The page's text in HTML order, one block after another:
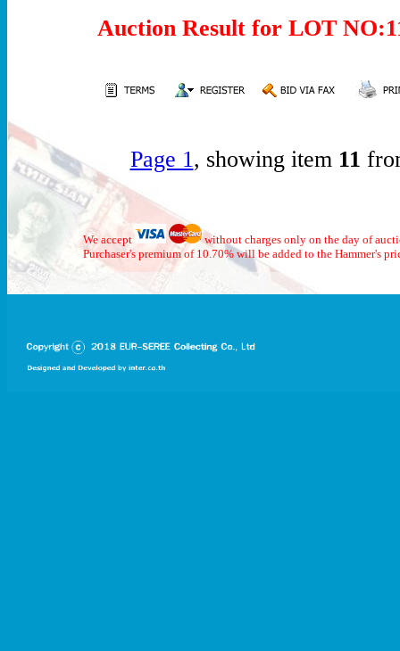
Auction Result for LOT
Page 1, showing item 11
We accept
without charges only on the day of
Purchaser's premium of 10.70% will be added to the Hammer's